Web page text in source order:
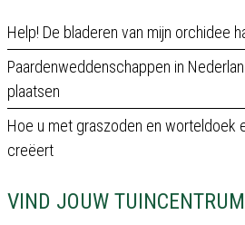
Help! De bladeren van mijn orchidee
Paardenweddenschappen in
plaatsen
Hoe u met graszoden en worteldoek
creëert
VIND JOUW TUINCENTRUM